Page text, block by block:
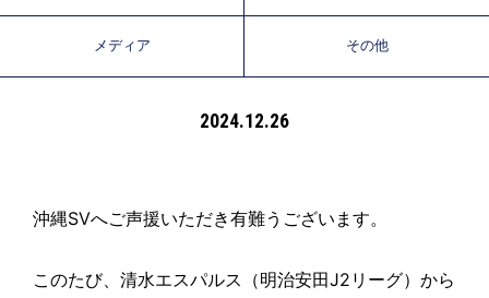
メディア その他
2024.12.26
沖縄SVへご声援いただき有難うございます。
このたび、清水エスパルス（明治安田J2リーグ）から